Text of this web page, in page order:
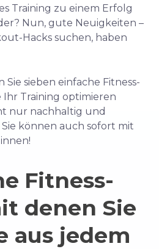
Training zu einem Erfolg
Nun, gute Neuigkeiten –
Hacks suchen, haben
sieben einfache Fitness-
Ihr Training optimieren
nur nachhaltig und
können auch sofort mit
Fitness-
denen Sie
aus jedem